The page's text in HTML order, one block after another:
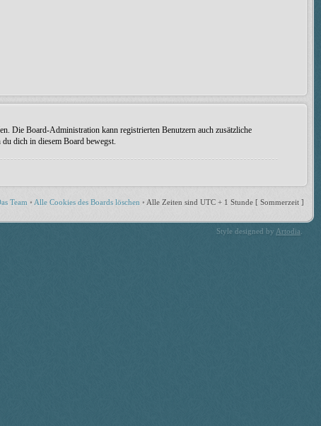
Die Board-Administration kann registrierten Benutzern auch zusätzliche
dich in diesem Board bewegst.
Team • Alle Cookies des Boards löschen • Alle Zeiten sind UTC + 1 Stunde [ Sommerzeit ]
Style designed by Artodia